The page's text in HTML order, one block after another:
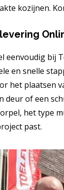
kozijnen.
eenvoudig
en snelle
het plaatsen
deur of een
het type
past.